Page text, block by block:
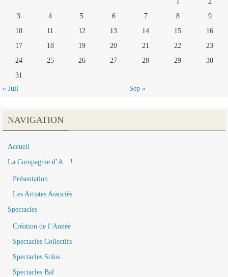
3
4 5 6 7 8
9
10
11 12 13 14 15
16
17
18 19 20 21 22
23
24
25 26 27 28 29
30
31
« Juil
Sep »
NAVIGATION
Accueil
La Compagnie d’A…!
Présentation
Les Artistes Associés
Spectacles
Création de l’Année
Spectacles Collectifs
Spectacles Solos
Spectacles Bal